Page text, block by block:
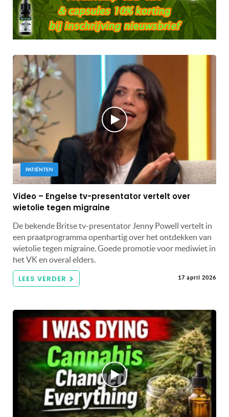
PATIËNTEN
Video – Engelse tv-presentator vertelt over
wietolie tegen migraine
De bekende Britse tv-presentator Jenny Powell vertelt in
een praatprogramma openhartig over het ontdekken van
wietolie tegen migraine. Goede promotie voor mediwiet in
het VK en overal elders.
LEES VERDER 17 april 2026